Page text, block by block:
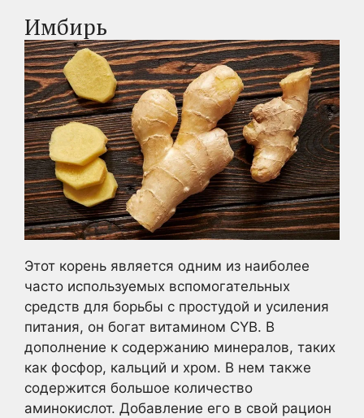
Имбирь
Этот корень является одним из наиболее
часто используемых вспомогательных
средств для борьбы с простудой и усиления
питания, он богат витамином CYB. В
дополнение к содержанию минералов, таких
как фосфор, кальций и хром. В нем также
содержится большое количество
аминокислот. Добавление его в свой рацион